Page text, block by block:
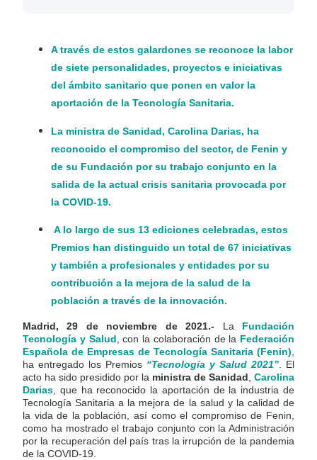
A través de estos galardones se reconoce la labor
de siete personalidades, proyectos e iniciativas
del ámbito sanitario que ponen en valor la
aportación de la Tecnología Sanitaria.
La ministra de Sanidad, Carolina Darias, ha
reconocido el compromiso del sector, de Fenin y
de su Fundación por su trabajo conjunto en la
salida de la actual crisis sanitaria provocada por
la COVID-19.
A lo largo de sus 13 ediciones celebradas, estos
Premios han distinguido un total de 67 iniciativas
y también a profesionales y entidades por su
contribución a la mejora de la salud de la
población a través de la innovación.
Madrid, 29 de noviembre de 2021.- La Fundación
Tecnología y Salud , con la colaboración de la Federación
Española de Empresas de Tecnología Sanitaria (Fenin)
ha entregado los Premios “Tecnología y Salud 2021” . El
acto ha sido presidido por la ministra de Sanidad Carolina
Darias , que ha reconocido la aportación de la industria de
Tecnología Sanitaria a la mejora de la salud y la calidad de
la vida de la población, así como el compromiso de Fenin,
como ha mostrado el trabajo conjunto con la Administración
por la recuperación del país tras la irrupción de la pandemia
de la COVID-19.